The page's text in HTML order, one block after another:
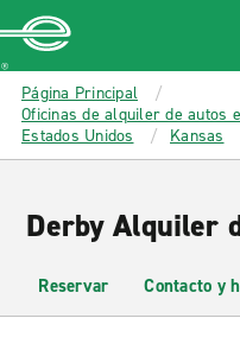
MAIN
CONTENT
Enterprise
Página Principal
Oficinas de alquiler de autos
Estados Unidos
Kansas
Derby Alquiler
Reservar Contacto y